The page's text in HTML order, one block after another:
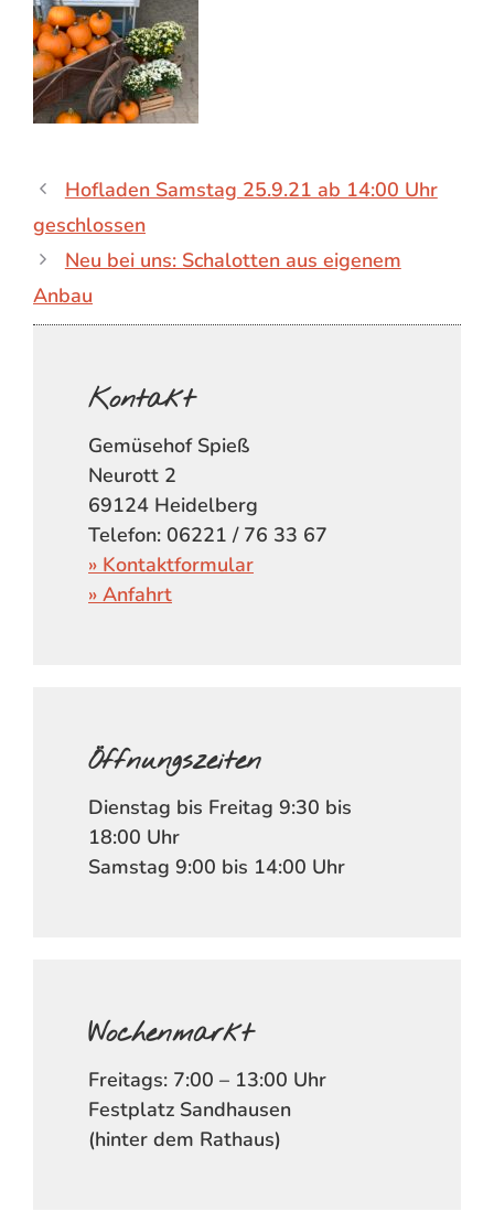
Hofladen Samstag 25.9.21 ab 14:00 Uhr
geschlossen
Neu bei uns: Schalotten aus eigenem
Anbau
Kontakt
Gemüsehof Spieß
Neurott 2
69124 Heidelberg
Telefon: 06221 / 76 33 67
» Kontaktformular
» Anfahrt
Öffnungszeiten
Dienstag bis Freitag 9:30 bis
18:00 Uhr
Samstag 9:00 bis 14:00 Uhr
Wochenmarkt
Freitags: 7:00 – 13:00 Uhr
Festplatz Sandhausen
(hinter dem Rathaus)